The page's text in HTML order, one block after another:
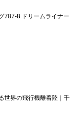
787-8 ドリームライナー
世界の飛行機離着陸｜千